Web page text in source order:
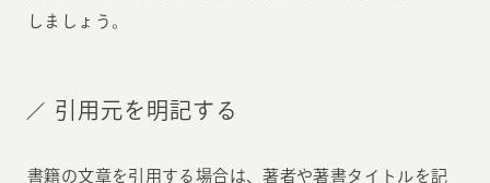
しましょう。
引用元を明記する
書籍の文章を引用する場合は、著者や著書タイトルを記